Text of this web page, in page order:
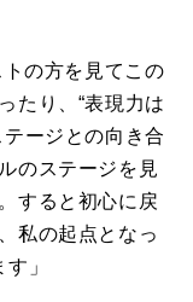
の方を見てこの
たり、 “表現力は
テージとの向き合
のステージを見
すると初心に戻
私の起点となっ
」